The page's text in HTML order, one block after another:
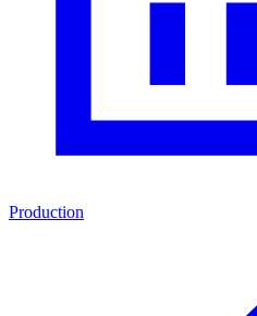
Production